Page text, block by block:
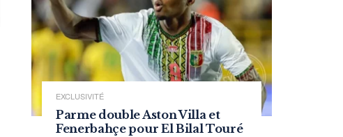
EXCLUSIVITÉ
Parme double Aston Villa et
Fenerbahçe pour El Bilal Touré